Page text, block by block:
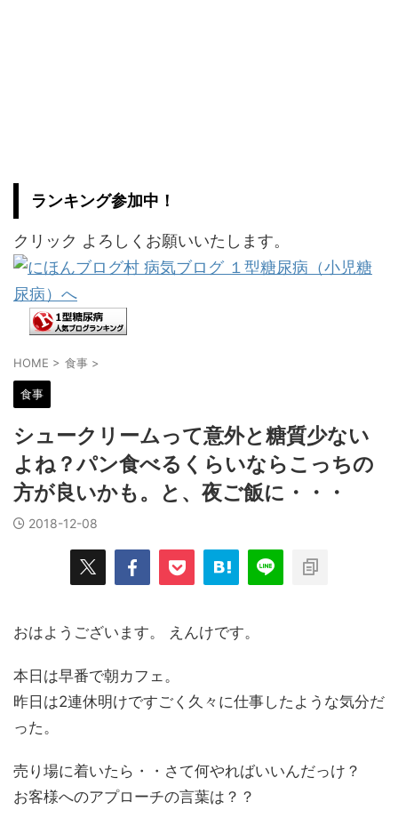
ランキング参加中！
クリック よろしくお願いいたします。
HOME > 食事 >
食事
シュークリームって意外と糖質少ない
よね？パン食べるくらいならこっちの
方が良いかも。と、夜ご飯に・・・
2018-12-08
おはようございます。 えんけです。
本日は早番で朝カフェ。
昨日は2連休明けですごく久々に仕事したような気分だ
った。
売り場に着いたら・・さて何やればいいんだっけ？
お客様へのアプローチの言葉は？？